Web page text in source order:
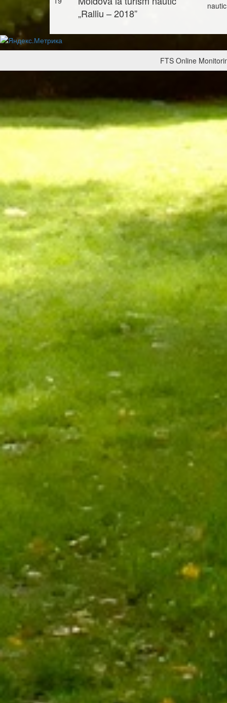
„Ralliu – 2018”
nautic
FTS Online